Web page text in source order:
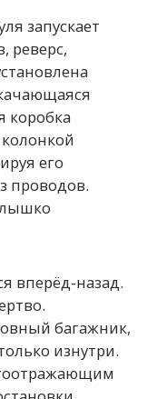
запускает
реверс,
коробка
его
проводов.
вперёд-назад.
багажник,
изнутри.